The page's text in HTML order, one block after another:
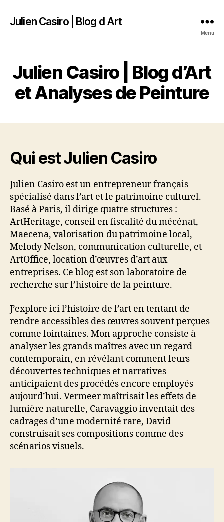
Julien Casiro | Blog d Art
Menu
Julien Casiro | Blog d’Art
et Analyses de Peinture
Qui est Julien Casiro
Julien Casiro est un entrepreneur français
spécialisé dans l’art et le patrimoine culturel.
Basé à Paris, il dirige quatre structures :
ArtHeritage, conseil en fiscalité du mécénat,
Maecena, valorisation du patrimoine local,
Melody Nelson, communication culturelle, et
ArtOffice, location d’œuvres d’art aux
entreprises. Ce blog est son laboratoire de
recherche sur l’histoire de la peinture.
J’explore ici l’histoire de l’art en tentant de
rendre accessibles des œuvres souvent perçues
comme lointaines. Mon approche consiste à
analyser les grands maîtres avec un regard
contemporain, en révélant comment leurs
découvertes techniques et narratives
anticipaient des procédés encore employés
aujourd’hui. Vermeer maîtrisait les effets de
lumière naturelle, Caravaggio inventait des
cadrages d’une modernité rare, David
construisait ses compositions comme des
scénarios visuels.